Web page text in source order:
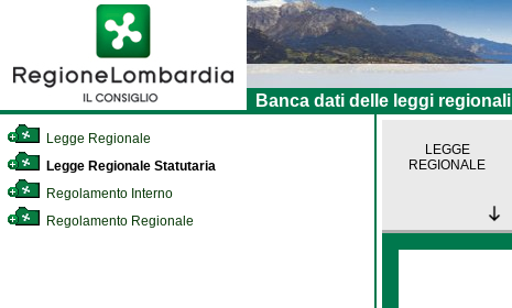
Banca dati delle leggi regionali
Legge Regionale
Legge Regionale Statutaria
Regolamento Interno
Regolamento Regionale
LEGGE
REGIONALE